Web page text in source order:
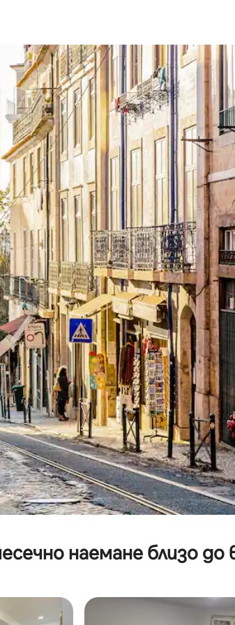
нагоре и надолу или навигирайте с
наемане близо до